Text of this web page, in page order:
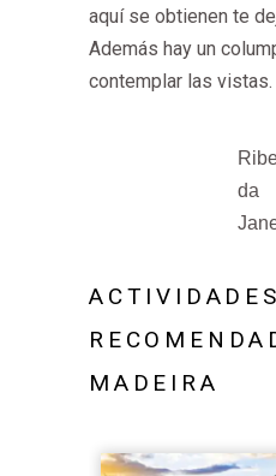
aquí se obtienen te
Además hay un
contemplar las vistas.
da
ACTIVIDADES
MADEIRA